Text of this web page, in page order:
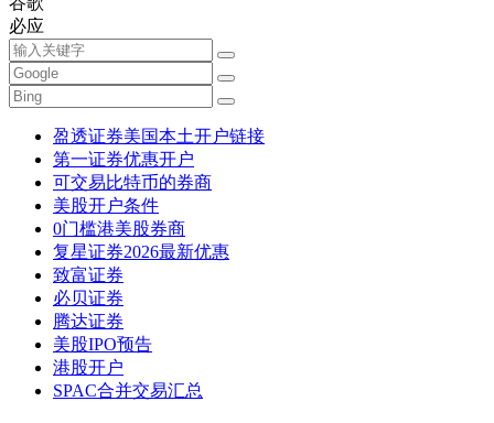
必应
盈透证券美国本土开户链接
第一证券优惠开户
可交易比特币的券商
美股开户条件
0门槛港美股券商
复星证券2026最新优惠
致富证券
必贝证券
腾达证券
美股IPO预告
港股开户
SPAC合并交易汇总